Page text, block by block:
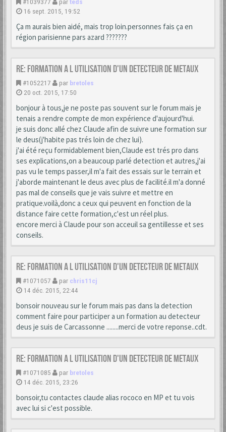
16 sept. 2015, 19:52
Ça m aurais bien aidé, mais trop loin.personnes fais ça en
région parisienne pars azard ???????
Re: formation a l utilisation d'un detecteur de metaux
#1052217 par bretoles
20 oct. 2015, 17:50
bonjour à tous,je ne poste pas souvent sur le forum mais je
tenais a rendre compte de mon expérience d'aujourd'hui.
je suis donc allé chez Claude afin de suivre une formation sur
le deus(j'habite pas trés loin de chez lui).
j'ai été reçu formidablement bien,Claude est trés pro dans
ses explications,on a beaucoup parlé detection et autres,j'ai
pas vu le temps passer,il m'a fait des essais sur le terrain et
j'aborde maintenant le deus avec plus de facilité.il m'a donné
pas mal de conseils que je vais suivre et mettre en
pratique.voilà,donc a ceux qui peuvent en fonction de la
distance faire cette formation,c'est un réel plus.
encore merci à Claude pour son acceuil sa gentillesse et ses
conseils.
Re: formation a l utilisation d'un detecteur de metaux
#1071057 par chris11cj
14 déc. 2015, 22:44
bonsoir nouveau sur le forum mais pas dans la detection
comment faire pour participer a un formation au detecteur
deus je suis de Carcassonne ........merci de votre reponse..cdt.
Re: formation a l utilisation d'un detecteur de metaux
#1071085 par bretoles
14 déc. 2015, 23:26
bonsoir,tu contactes claude alias rococo en MP et tu vois
avec lui si c'est possible.